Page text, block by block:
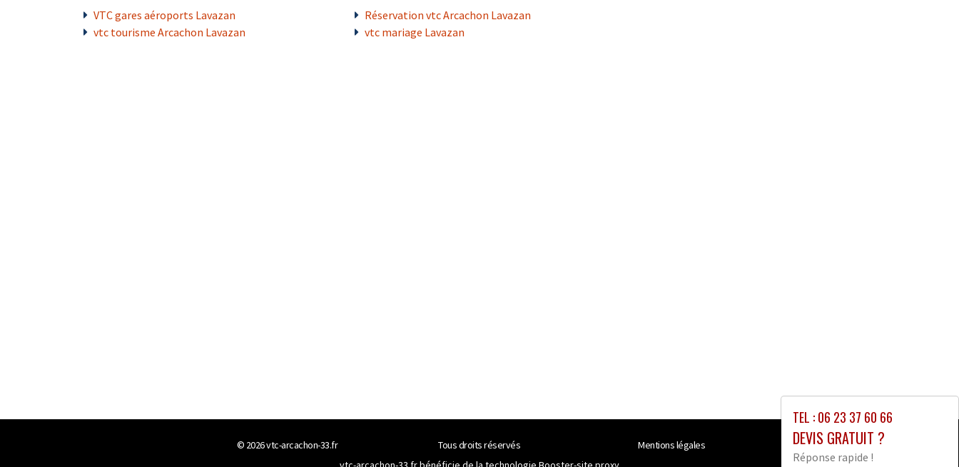
VTC gares aéroports Lavazan
vtc tourisme Arcachon Lavazan
Réservation vtc Arcachon Lavazan
vtc mariage Lavazan
TEL : 06 23 37 60 66
DEVIS GRATUIT ?
Réponse rapide !
© 2026vtc-arcachon-33.fr Tous droits réservés
Mentions légales